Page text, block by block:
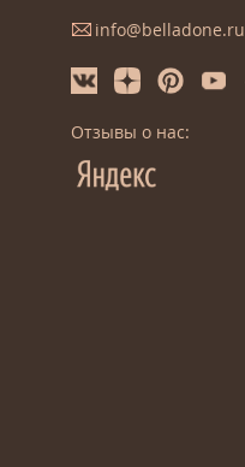
info@belladone.ru
Отзывы о нас: